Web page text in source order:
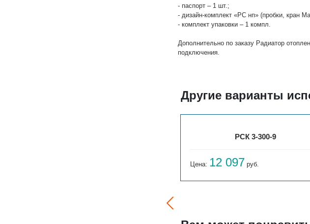
- паспорт – 1 шт.;
- дизайн-комплект «РС нп» (пробки, кран
- комплект упаковки – 1 компл.
Дополнительно по заказу Радиатор
подключения.
Другие варианты
РСК 3-300-9
Цена: 12 097 руб.